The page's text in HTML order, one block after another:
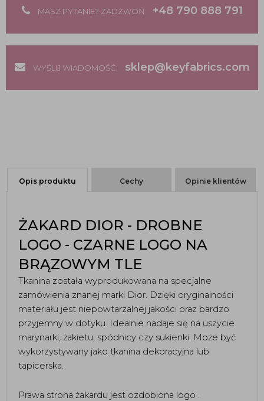
MASZ PYTANIE? ZADZWOŃ +48 790 888 791
WYŚLIJ WIADOMOŚĆ: sklep@keyfabrics.com
Opis produktu Cechy Opinie klientów
ŻAKARD DIOR - DROBNE
LOGO - CZARNE LOGO NA
BRĄZOWYM TLE
Tkanina została wyprodukowana na specjalne
zamówienia znanej marki Dior. Dzięki oryginalności
materiału jest niepowtarzalnej jakości oraz bardzo
przyjemny w dotyku. Idealnie nadaje się na uszycie
marynarki, żakietu, spódnicy czy sukienki. Może być
wykorzystywany jako tkanina dekoracyjna lub
tapicerska.
Prawa strona żakardu jest ozdobiona logo .